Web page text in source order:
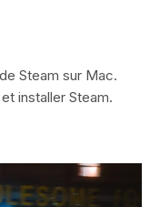
Steam sur Mac.
installer Steam.